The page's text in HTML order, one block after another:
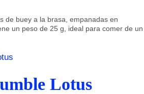
de buey a la brasa, empanadas en
un peso de 25 g, ideal para comer de un
Lotus